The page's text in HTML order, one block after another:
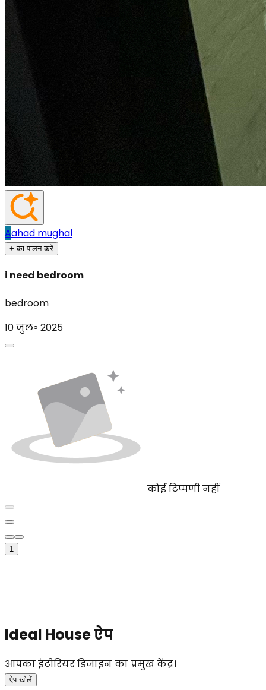
Aahad mughal
+ का पालन करें
i need bedroom
bedroom
10 जुल॰ 2025
कोई टिप्पणी नहीं
1
Ideal House ऐप
आपका इंटीरियर डिजाइन का प्रमुख केंद्र।
ऐप खोलें